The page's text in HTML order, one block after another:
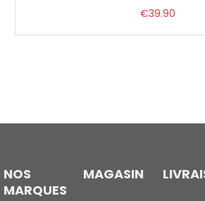
€39.90
NOS
MARQUES
MAGASIN